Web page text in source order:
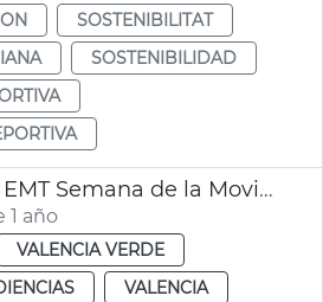
SOSTENIBILITAT
SOSTENIBILIDAD
Recompensas EMT Semana de la Movilidad
1 año
VALENCIA VERDE
VALENCIA